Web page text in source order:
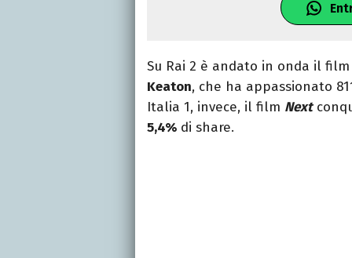
Su Rai 2 è andato in onda il
Keaton, che ha appassionato
Italia 1, invece, il film Next
5,4% di share.